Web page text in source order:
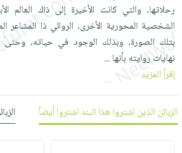
العناية
بالأسنان
الحمية
والتغذية
أدوات
المائدة
الأوعية
والتخزين
الأكثر
مبيعاً
العودة
للمدارس
اكسسوارات
كتب
اكسسوارات
منزلية
شحن
مجاني
بنود
مختارة
اشتراكات
كل
الاشتراكات
صندوق
القراءة
بحث
متقدم
رحلاتها، والتي كانت الأخيرة إلى ذاك العالم
الشخصية المحورية الأخرى، الروائي ذا المشاعر
بتلك الصورة، وبذلك الوجود في حياته،
نهايات روايته بأنها...
إقرأ المزيد
الزبائن الذين اشتروا هذا البند اشتروا أيضاً